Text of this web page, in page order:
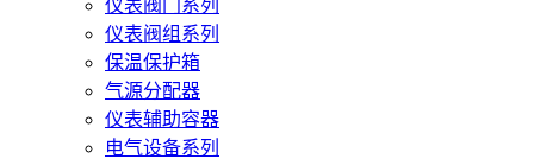
仪表阀门系列
仪表阀组系列
保温保护箱
气源分配器
仪表辅助容器
电气设备系列